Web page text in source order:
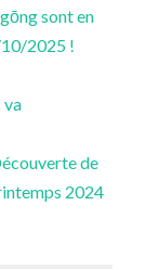
sont en
2025 !
va
de
2024